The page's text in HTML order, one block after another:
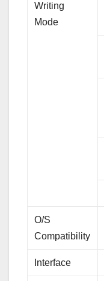
Writing
Mode
O/S
Compatibility
Interface